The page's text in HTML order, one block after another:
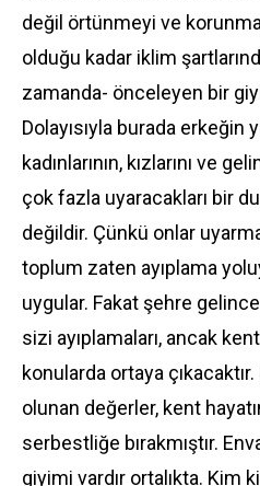
değil örtünmeyi ve
olduğu kadar iklim
zamanda- önceleyen bir
Dolayısıyla burada erkeğin
kadınlarının, kızlarını ve
çok fazla uyaracakları bir
değildir. Çünkü onlar
toplum zaten ayıplama
uygular. Fakat şehre
sizi ayıplamaları, ancak
konularda ortaya çıkacaktır.
olunan değerler, kent
serbestliğe bırakmıştır.
giyimi vardır ortalıkta. Kim